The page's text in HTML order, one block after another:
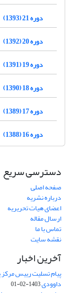
دوره 21 (1393)
دوره 20 (1392)
دوره 19 (1391)
دوره 18 (1390)
دوره 17 (1389)
دوره 16 (1388)
دسترسی سریع
صفحه اصلی
درباره نشریه
اعضای هیات تحریریه
ارسال مقاله
تماس با ما
نقشه سایت
آخرین اخبار
پیام تسلیت رییس
داوودی1403-02-01